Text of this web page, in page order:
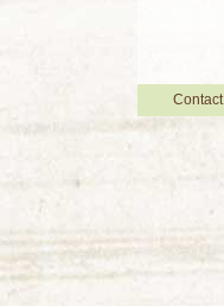
Contact